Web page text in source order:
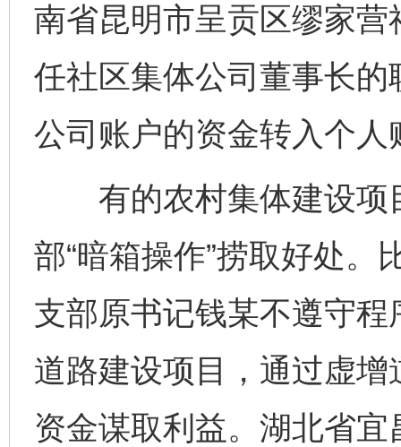
南省昆明市呈贡区缪家
任社区集体公司董事长
公司账户的资金转入个人
有的农村集体建设项
部“暗箱操作”捞取好处。
支部原书记钱某不遵守
道路建设项目，通过虚
资金谋取利益。湖北省